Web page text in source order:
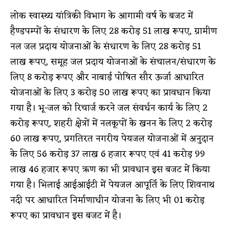
लोक स्वास्थ्य यांत्रिकी विभाग के आगामी वर्ष के बजट में
हैण्डपम्पों के संधारण के लिए 28 करोड़ 51 लाख रूपए, ग्रामीण
नल जल प्रदाय योजनाओं के संधारण के लिए 28 करोड़ 51
लाख रूपए, समूह जल प्रदाय योजनाओं के संचालन/संधारण के
लिए 8 करोड़ रूपए और नाबार्ड पोषित सौर ऊर्जा आधारित
योजनाओं के लिए 3 करोड़ 50 लाख रूपए का प्रावधान किया
गया है। भू-जल को रिचार्ज करने जल संवर्धन कार्य के लिए 2
करोड़ रूपए, शहरी क्षेत्रों में नलकूपों के खनन के लिए 2 करोड़
60 लाख रूपए, प्रगतिरत नगरीय पेयजल योजनाओं में अनुदान
के लिए 56 करोड़ 37 लाख 6 हजार रूपए एवं 41 करोड़ 99
लाख 46 हजार रूपए ऋण का भी प्रावधान इस बजट में किया
गया है। भिलाई आईआईटी में पेयजल आपूर्ति के लिए शिवनाथ
नदी पर आधारित निर्माणाधीन योजना के लिए भी 01 करोड़
रूपए का प्रावधान इस बजट में है।